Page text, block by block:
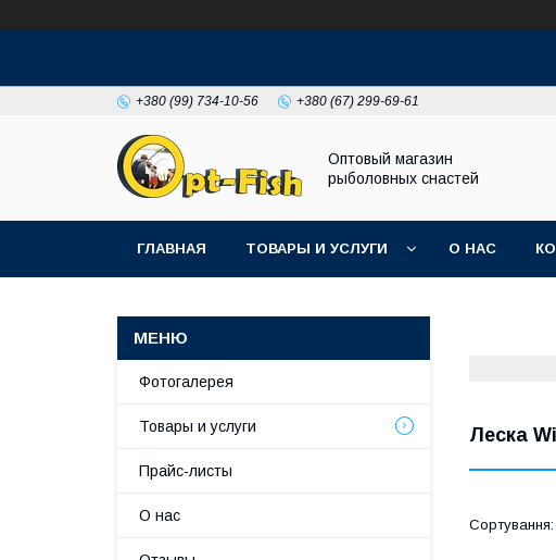
+380 (99) 734-10-56 +380 (67) 299-69-61
Оптовый магазин
рыболовных снастей
ГЛАВНАЯ ТОВАРЫ И УСЛУГИ О НАС
Леска
Фотогалерея
Товары и услуги
Прайс-листы
О нас